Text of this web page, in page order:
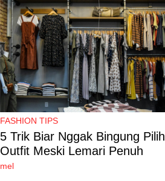
FASHION TIPS
5 Trik Biar Nggak Bingung Pilih
Outfit Meski Lemari Penuh
mel